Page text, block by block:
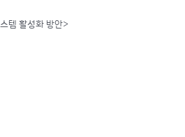
템 활성화 방안>